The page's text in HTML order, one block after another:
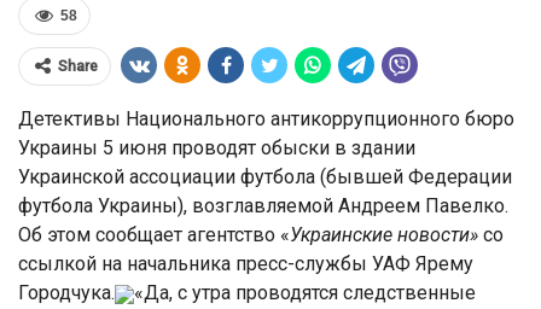
58
Share
Детективы Национального антикоррупционного бюро
Украины 5 июня проводят обыски в здании
Украинской ассоциации футбола (бывшей Федерации
футбола Украины), возглавляемой Андреем Павелко.
Об этом сообщает агентство «Украинские новости» со
ссылкой на начальника пресс-службы УАФ Ярему
Городчука.
«Да, с утра проводятся следственные